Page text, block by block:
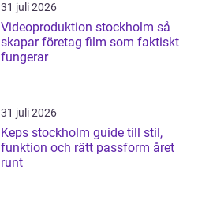
31 juli 2026
Videoproduktion stockholm så
skapar företag film som faktiskt
fungerar
31 juli 2026
Keps stockholm guide till stil,
funktion och rätt passform året
runt